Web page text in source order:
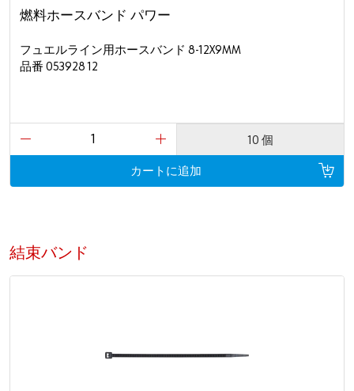
燃料ホースバンド パワー
フュエルライン用ホースバンド 8-12X9MM
品番 053928 12
10 個
カートに追加
結束バンド